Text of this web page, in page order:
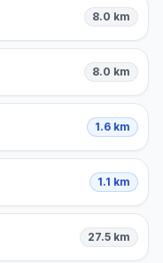
8.0 km
8.0 km
1.6 km
1.1 km
27.5 km